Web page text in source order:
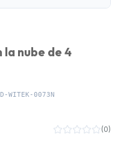
nube de 4
WITEK-0073N
(0)